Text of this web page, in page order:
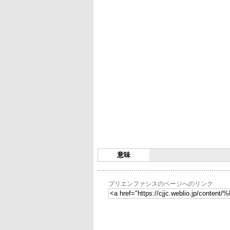
意味
プリエンファシスのページへのリンク